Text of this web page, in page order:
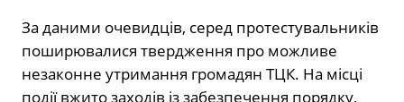
За даними очевидців, серед протестувальників
поширювалися твердження про можливе
незаконне утримання громадян ТЦК. На місці
події вжито заходів із забезпечення порядку,